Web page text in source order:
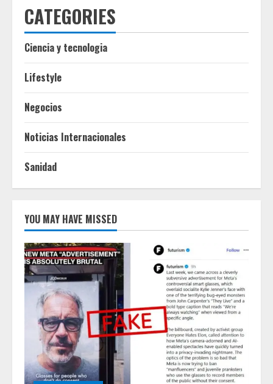
CATEGORIES
Ciencia y tecnologia
Lifestyle
Negocios
Noticias Internacionales
Sanidad
YOU MAY HAVE MISSED